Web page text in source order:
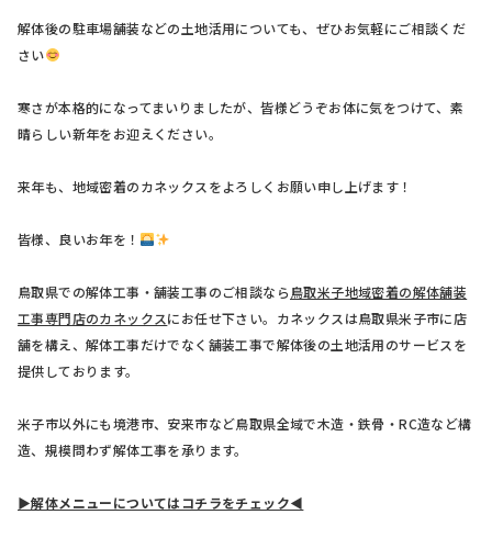
解体後の駐車場舗装などの土地活用についても、ぜひお気軽にご相談くだ
さい
寒さが本格的になってまいりましたが、皆様どうぞお体に気をつけて、素
晴らしい新年をお迎えください。
来年も、地域密着のカネックスをよろしくお願い申し上げます！
皆様、良いお年を！
鳥取県での解体工事・舗装工事のご相談なら鳥取米子地域密着の解体舗装
工事専門店のカネックスにお任せ下さい。カネックスは鳥取県米子市に店
舗を構え、解体工事だけでなく舗装工事で解体後の土地活用のサービスを
提供しております。
米子市以外にも境港市、安来市など鳥取県全域で木造・鉄骨・RC造など構
造、規模問わず解体工事を承ります。
▶解体メニューについてはコチラをチェック◀